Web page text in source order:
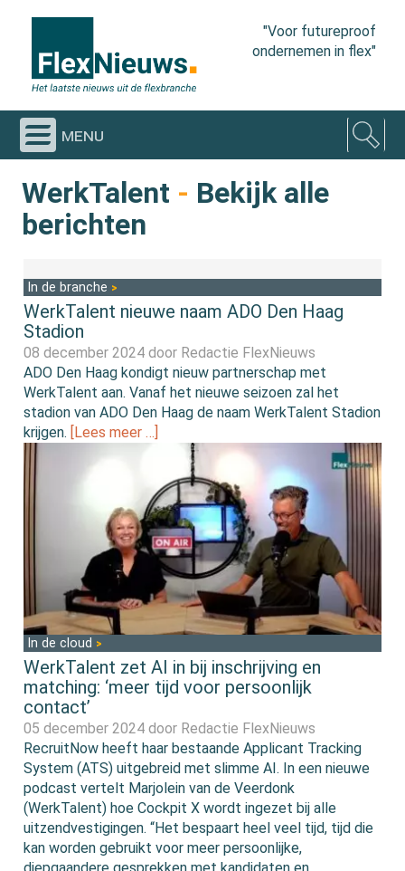
"Voor futureproof
ondernemen in flex"
menu
WerkTalent - Bekijk alle
berichten
In de branche
WerkTalent nieuwe naam ADO Den Haag
Stadion
08 december 2024 door Redactie FlexNieuws
ADO Den Haag kondigt nieuw partnerschap met
WerkTalent aan. Vanaf het nieuwe seizoen zal het
stadion van ADO Den Haag de naam WerkTalent Stadion
krijgen. [Lees meer …]
In de cloud
WerkTalent zet AI in bij inschrijving en
matching: ‘meer tijd voor persoonlijk
contact’
05 december 2024 door Redactie FlexNieuws
RecruitNow heeft haar bestaande Applicant Tracking
System (ATS) uitgebreid met slimme AI. In een nieuwe
podcast vertelt Marjolein van de Veerdonk
(WerkTalent) hoe Cockpit X wordt ingezet bij alle
uitzendvestigingen. “Het bespaart heel veel tijd, tijd die
kan worden gebruikt voor meer persoonlijke,